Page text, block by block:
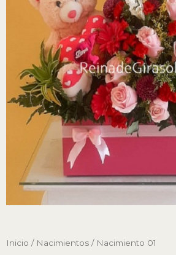
Inicio / Nacimientos / Nacimiento 01